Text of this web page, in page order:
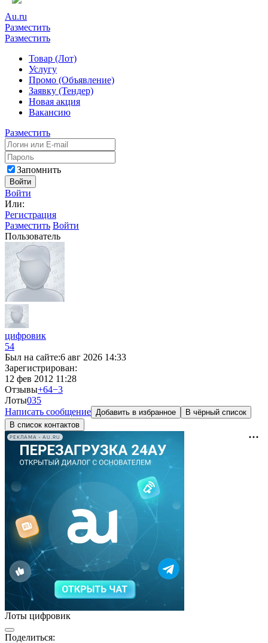
Au.ru
Разместить
Разместить
Товар (Лот)
Услугу
Промо (Объявление)
Заявку (Тендер)
Новая акция
Вакансию
Разместить
Запомнить
Войти
Войти
Или:
Регистрация
Разместить Войти
Пользователь
цифровик
54
Был на сайте:6 авг 2026 14:33
Зарегистрирован:
12 фев 2012 11:28
Отзывы+64−3
Лоты035
Написать сообщение Добавить в избранное
В чёрный список
В список контактов
РЕКЛАМА • AU.RU
Лоты цифровик
Поделиться: